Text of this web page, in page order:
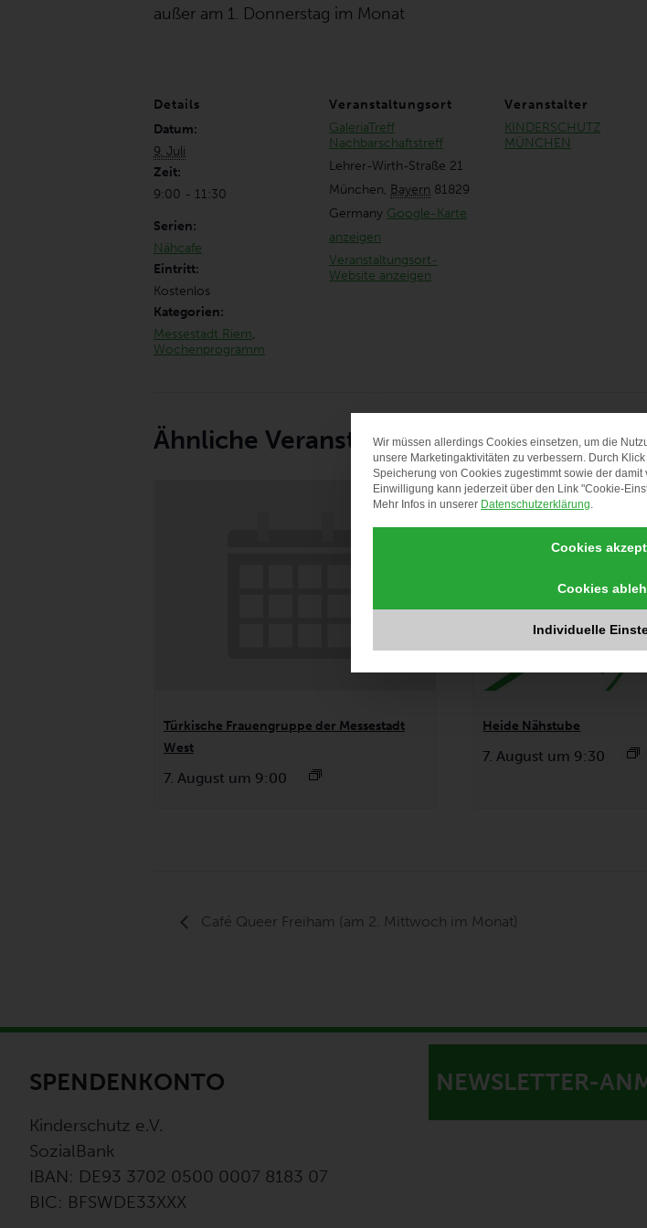
außer am 1. Donnerstag im Monat
Details
Datum:
9. Juli
Zeit:
9:00 - 11:30
Serien:
Nähcafe
Eintritt:
Kostenlos
Kategorien:
Messestadt Riem,
Wochenprogramm
Veranstaltungsort
GaleriaTreff
Nachbarschaftstreff
Lehrer-Wirth-Straße 21
München, Bayern 81829
Germany Google-Karte
anzeigen
Veranstaltungsort-
Website anzeigen
Veranstalter
KINDERSCHUTZ
MÜNCHEN
Ähnliche Veranstaltungen
Türkische Frauengruppe der Messestadt
West
7. August um 9:00
Heide Nähstube
7. August um 9:30
Café Queer Freiham (am 2. Mittwoch im Monat)
SPENDENKONTO
Kinderschutz e.V.
SozialBank
IBAN: DE93 3702 0500 0007 8183 07
BIC: BFSWDE33XXX
NEWSLETTER-
Wir müssen allerdings Cookies einsetzen, um die
unsere Marketingaktivitäten zu verbessern. Durch
Speicherung von Cookies zugestimmt sowie der
Einwilligung kann jederzeit über den Link "Cookie-
Mehr Infos in unserer Datenschutzerklärung
Cookies
Cookies
Individuelle